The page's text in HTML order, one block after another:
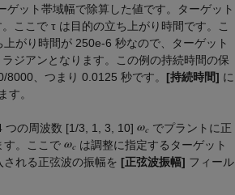
ゲット帯域幅で除算した値です。ターゲット
ここで τ は目的の立ち上がり時間です。こ
がり時間が 250e-6 秒なので、ターゲット
ジアンとなります。この例の持続時間の保
8000、つまり 0.0125 秒です。 [持続時間] に
す。
つの周波数 [1/3, 1, 3, 10]
でプラントに正
す。ここで
は調整に指定するターゲット
れる正弦波の振幅を [正弦波振幅] フィール